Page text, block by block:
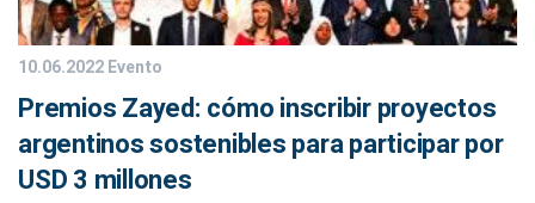
10.06.2022Evento
Premios Zayed: cómo inscribir proyectos
argentinos sostenibles para participar por
USD 3 millones